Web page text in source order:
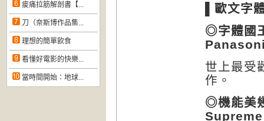
痠痛拉筋解剖書【...
刀（奈斯博作品集...
理想的簡單飲食
看懂好電影的快樂...
當時間開始：地球...
歐文字
◎字體國
世上最受
作。
◎機能美
Supreme